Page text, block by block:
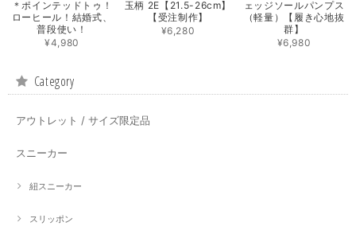
＊ポインテッドトゥ！
ローヒール！結婚式、
普段使い！
¥4,980
玉柄 2E【21.5-26cm】
【受注制作】
¥6,280
ェッジソールパンプス
（軽量）【履き心地抜
群】
¥6,980
Category
アウトレット / サイズ限定品
スニーカー
紐スニーカー
スリッポン